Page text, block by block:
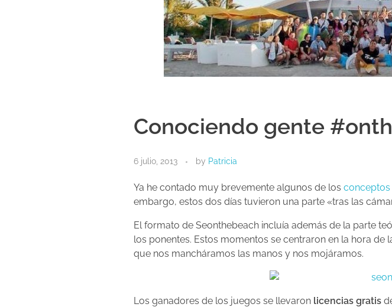
Conociendo gente
6 julio, 2013 by Patricia
Ya he contado muy brevemente algunos de losconceptos
embargo, estos dos días tuvieron una parte «tras las
El formato de Seonthebeach incluía además de la parte
los ponentes. Estos momentos se centraron en la hora
que nos mancháramos las manos y nos mojáramos.
Los ganadores de los juegos se llevaron licencias gratis